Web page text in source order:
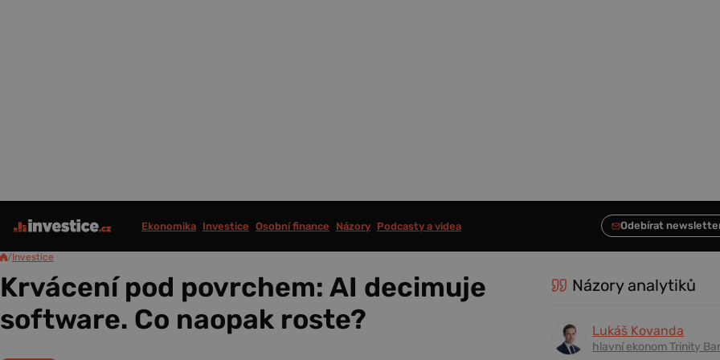
Ekonomika Investice Osobní finance Názory Podcasty a videa
/Investice
Krvácení pod povrchem: AI decimuje
software. Co naopak roste?
Názory analytiků
Lukáš Kovanda
hlavní ekonom Trinity